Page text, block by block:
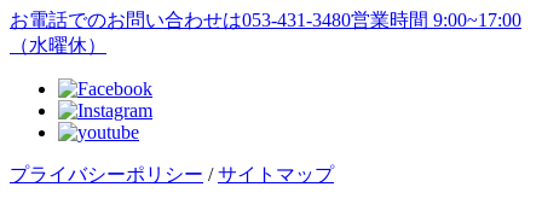
お電話でのお問い合わせは053-431-3480営業時間 9:00~17:00
（水曜休）
プライバシーポリシー /サイトマップ